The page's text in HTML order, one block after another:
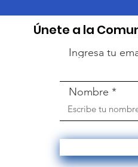
​Únete a la
Ingresa tu
Nombre